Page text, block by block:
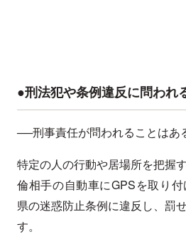
●刑法犯や条例違反に問われ
──刑事責任が問われることはあ
特定の人の行動や居場所を把握
倫相手の自動車にGPSを取り
県の迷惑防止条例に違反し、罰
す。